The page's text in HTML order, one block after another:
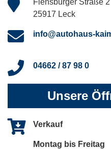
Flensburger Straße 2
25917 Leck
info@autohaus-
04662 / 87 98 0
Unsere
Verkauf
Montag bis Freitag